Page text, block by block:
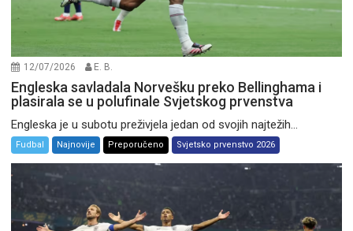
12/07/2026 E. B.
Engleska savladala Norvešku preko Bellinghama i
plasirala se u polufinale Svjetskog prvenstva
Engleska je u subotu preživjela jedan od svojih najtežih...
Fudbal Najnovije Preporučeno Svjetsko prvenstvo 2026